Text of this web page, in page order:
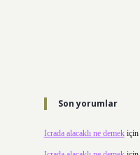
Son yorumlar
Icrada alacaklı ne demekiçin